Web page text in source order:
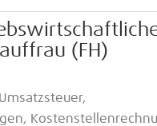
(FH)